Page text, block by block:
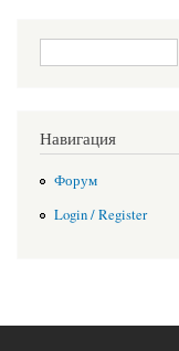
Search form
Навигация
Форум
Login / Register